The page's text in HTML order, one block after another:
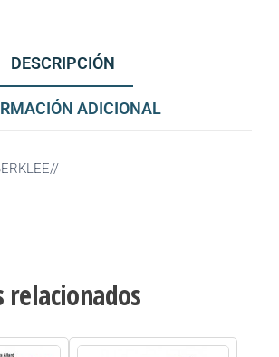
DESCRIPCIÓN
ADICIONAL
relacionados